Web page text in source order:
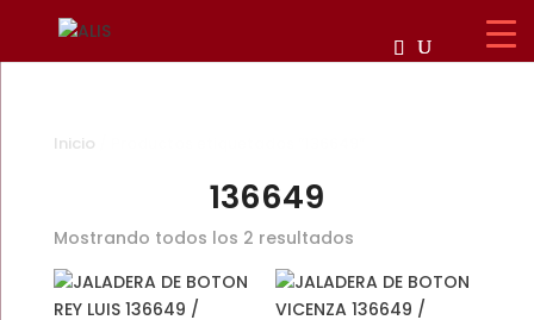
Inicio
136649
Mostrando todos los 2 resultados